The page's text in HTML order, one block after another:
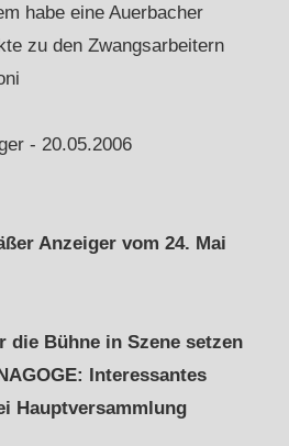
habe eine Auerbacher
zu den Zwangsarbeitern
- 20.05.2006
Anzeiger vom 24. Mai
die Bühne in Szene setzen
Interessantes
Hauptversammlung